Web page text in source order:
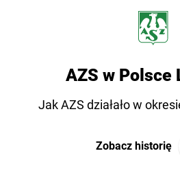
AZS w Polsce
Jak AZS działało w
Zobacz historię